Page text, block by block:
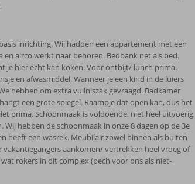
inrichting. Wij hadden een appartement met een
airco werkt naar behoren. Bedbank net als bed.
je hier echt kan koken. Voor ontbijt/ lunch prima.
en afwasmiddel. Wanneer je een kind in de luiers
hebben om extra vuilniszak gevraagd. Badkamer
een grote spiegel. Raampje dat open kan, dus het
prima. Schoonmaak is voldoende, niet heel uitvoerig,
Wij hebben de schoonmaak in onze 8 dagen op de 3e
heeft een wasrek. Meubilair zowel binnen als buiten
aankomen/ vertrekken heel vroeg of
rokers in dit complex (pech voor ons als niet-